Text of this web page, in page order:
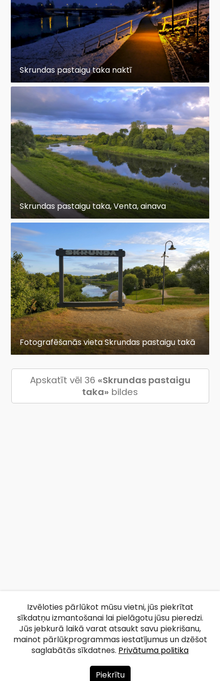
Skrundas pastaigu taka naktī
Skrundas pastaigu taka, Venta, ainava
Fotografēšanās vieta Skrundas pastaigu takā
Apskatīt vēl 36 «Skrundas pastaigu
taka» bildes
Izvēloties pārlūkot mūsu vietni, jūs piekrītat
sīkdatņu izmantošanai lai pielāgotu jūsu pieredzi.
Jūs jebkurā laikā varat atsaukt savu piekrišanu,
mainot pārlūkprogrammas iestatījumus un dzēšot
saglabātās sīkdatnes. Privātuma politika
Piekrītu